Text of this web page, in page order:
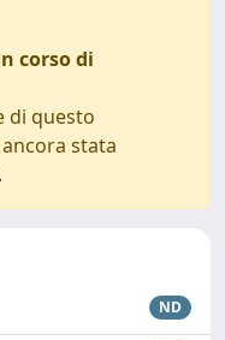
corso di
di questo
stata
ND